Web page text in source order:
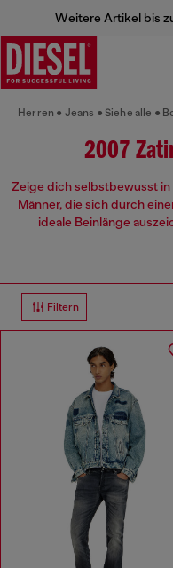
Weitere Artikel bis
Herren Jeans Siehe alle
2007
Zeige dich selbstbewusst
Männer, die sich durch
ideale Beinlänge
Filtern